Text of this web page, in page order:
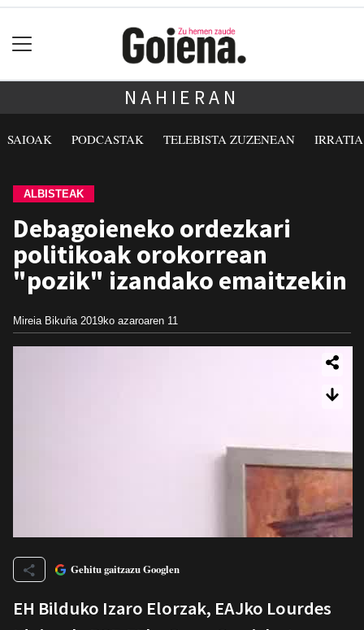
NAHIERAN
SAIOAK PODCASTAK TELEBISTA ZUZENEAN
ALBISTEAK
Debagoieneko ordezkari
politikoak orokorrean
"pozik" izandako emaitzekin
Mireia Bikuña 2019ko azaroaren 11
Gehitu gaitzazu Googlen
EH Bilduko Izaro Elorzak, EAJko Lourdes